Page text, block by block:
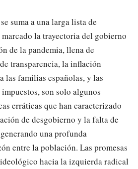
suma a una larga lista de
la trayectoria del gobierno
de la pandemia, llena de
transparencia, la inflación
las familias españolas, y las
son solo algunos
erráticas que han caracterizado
de desgobierno y la falta de
una profunda
entre la población. Las promesas
hacia la izquierda radical